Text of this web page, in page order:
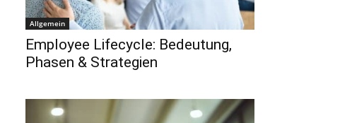
Allgemein
Employee Lifecycle: Bedeutung,
Phasen & Strategien